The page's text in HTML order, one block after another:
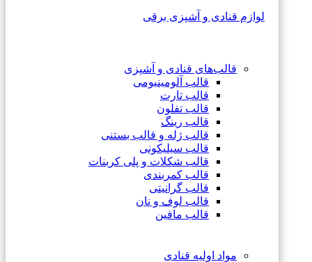
لوازم قنادی و آشپزی برقی
قالب‌های قنادی و آشپزی
قالب آلومینیومی
قالب تارت
قالب تفلون
قالب رینگ
قالب ژله و قالب بستنی
قالب سیلیکونی
قالب شکلات و پلی کربنات
قالب کمربندی
قالب گرانیتی
قالب لوف و نان
قالب مافین
مواد اولیه قنادی